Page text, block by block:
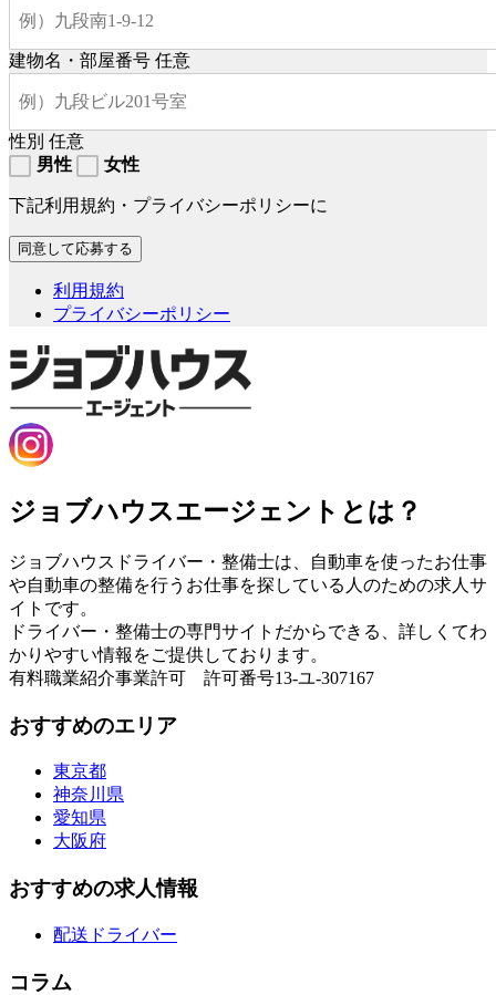
建物名・部屋番号 任意
性別 任意
男性
女性
下記利用規約・プライバシーポリシーに
利用規約
プライバシーポリシー
ジョブハウスエージェントとは？
ジョブハウスドライバー・整備士は、自動車を使ったお仕事
や自動車の整備を行うお仕事を探している人のための求人サ
イトです。
ドライバー・整備士の専門サイトだからできる、詳しくてわ
かりやすい情報をご提供しております。
有料職業紹介事業許可 許可番号13-ユ-307167
おすすめのエリア
東京都
神奈川県
愛知県
大阪府
おすすめの求人情報
配送ドライバー
コラム